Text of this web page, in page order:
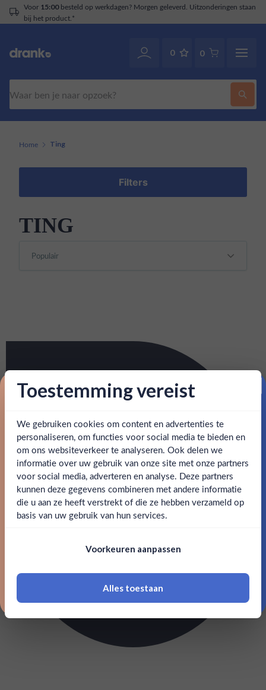
Voor 15:00besteld op werkdagen? Morgen geleverd. Uitzonderingen staan
bij het product.*
0 0
Ben jij 18 jaar of ouder?
Ja Nee
18 jaar of ouder zijn
Home Ting
Filters
TING
Toestemming vereist
We gebruiken cookies om content en advertenties te
personaliseren, om functies voor social media te bieden en
om ons websiteverkeer te analyseren. Ook delen we
informatie over uw gebruik van onze site met onze partners
voor social media, adverteren en analyse. Deze partners
kunnen deze gegevens combineren met andere informatie
die u aan ze heeft verstrekt of die ze hebben verzameld op
basis van uw gebruik van hun services.
Voorkeuren aanpassen
Alles toestaan
Proost op je eerste korting!
Schrijf je in en ontvang direct 5% korting op je eerste
bestelling.
Email
Claim mijn korting